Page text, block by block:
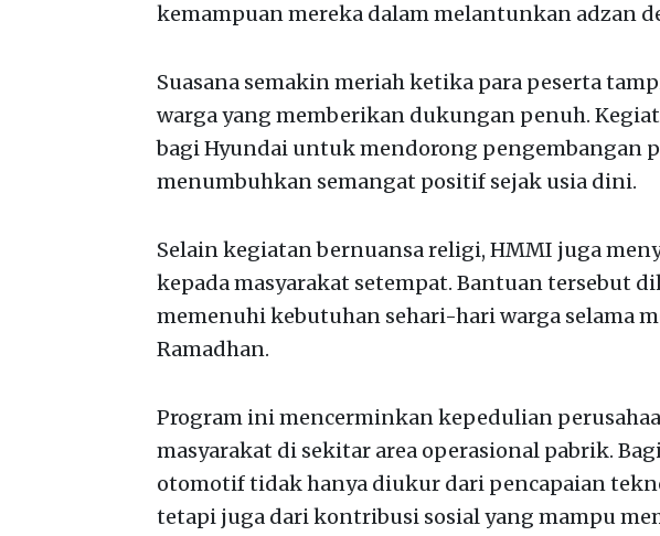
kemampuan mereka dalam melantunkan adzan
Suasana semakin meriah ketika para peserta
warga yang memberikan dukungan penuh.
bagi Hyundai untuk mendorong pengembangan
menumbuhkan semangat positif sejak usia dini.
Selain kegiatan bernuansa religi, HMMI juga
kepada masyarakat setempat. Bantuan tersebut
memenuhi kebutuhan sehari-hari warga selama
Ramadhan.
Program ini mencerminkan kepedulian
masyarakat di sekitar area operasional pabrik.
otomotif tidak hanya diukur dari pencapaian
tetapi juga dari kontribusi sosial yang mampu